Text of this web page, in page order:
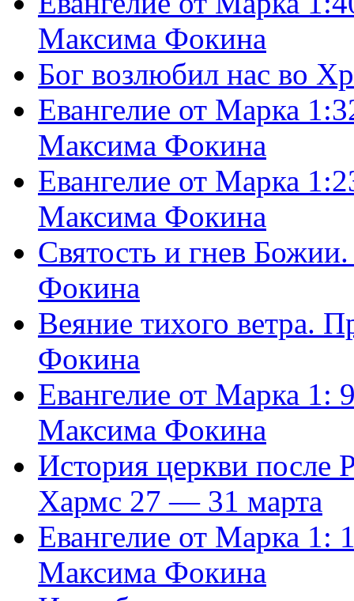
Максима Фокина
Бог возлюбил нас во
Евангелие от Марка
Максима Фокина
Евангелие от Марка
Максима Фокина
Святость и гнев
Фокина
Веяние тихого ветра.
Фокина
Евангелие от Марка 1:
Максима Фокина
История церкви
Хармс 27 — 31 марта
Евангелие от Марка 1:
Максима Фокина